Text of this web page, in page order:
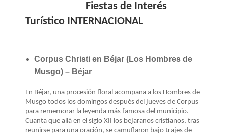
Fiestas de Interés
Turístico INTERNACIONAL
Corpus Christi en Béjar (Los Hombres de
Musgo) – Béjar
En Béjar, una procesión floral acompaña a los Hombres de
Musgo todos los domingos después del jueves de Corpus
para rememorar la leyenda más famosa del municipio.
Cuanta que allá en el siglo XII los bejaranos cristianos, tras
reunirse para una oración, se camuflaron bajo trajes de